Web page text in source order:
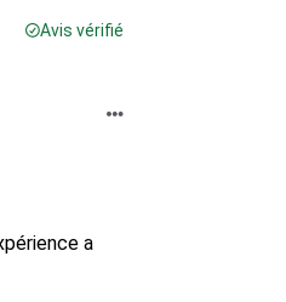
Avis vérifié
a